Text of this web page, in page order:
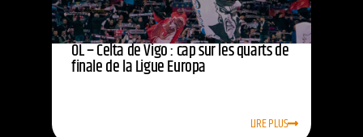
OL – Celta de Vigo : cap sur les quarts de
finale de la Ligue Europa
LIRE PLUS